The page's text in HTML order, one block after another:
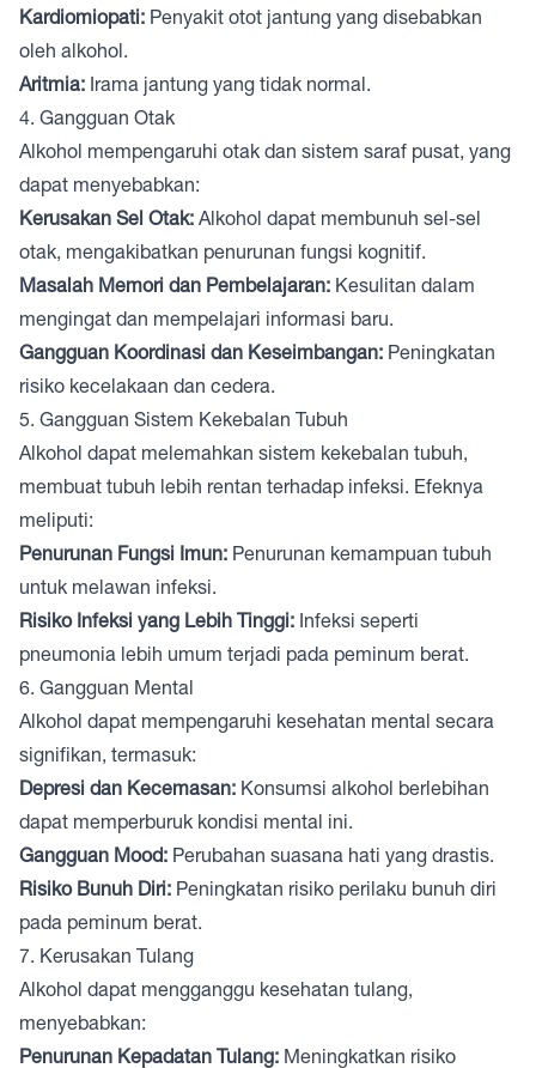
Kardiomiopati: Penyakit otot jantung yang disebabkan
oleh alkohol.
Aritmia: Irama jantung yang tidak normal.
4. Gangguan Otak
Alkohol mempengaruhi otak dan sistem saraf pusat, yang
dapat menyebabkan:
Kerusakan Sel Otak: Alkohol dapat membunuh sel-sel
otak, mengakibatkan penurunan fungsi kognitif.
Masalah Memori dan Pembelajaran: Kesulitan dalam
mengingat dan mempelajari informasi baru.
Gangguan Koordinasi dan Keseimbangan: Peningkatan
risiko kecelakaan dan cedera.
5. Gangguan Sistem Kekebalan Tubuh
Alkohol dapat melemahkan sistem kekebalan tubuh,
membuat tubuh lebih rentan terhadap infeksi. Efeknya
meliputi:
Penurunan Fungsi Imun: Penurunan kemampuan tubuh
untuk melawan infeksi.
Risiko Infeksi yang Lebih Tinggi: Infeksi seperti
pneumonia lebih umum terjadi pada peminum berat.
6. Gangguan Mental
Alkohol dapat mempengaruhi kesehatan mental secara
signifikan, termasuk:
Depresi dan Kecemasan: Konsumsi alkohol berlebihan
dapat memperburuk kondisi mental ini.
Gangguan Mood: Perubahan suasana hati yang drastis.
Risiko Bunuh Diri: Peningkatan risiko perilaku bunuh diri
pada peminum berat.
7. Kerusakan Tulang
Alkohol dapat mengganggu kesehatan tulang,
menyebabkan:
Penurunan Kepadatan Tulang: Meningkatkan risiko